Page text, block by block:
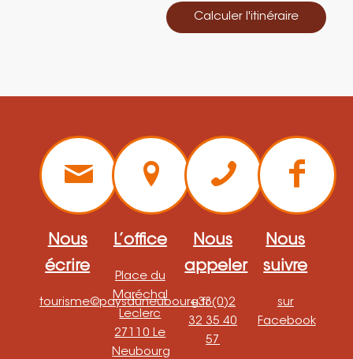
Calculer l'itinéraire
Nous
écrire
tourisme@paysduneubourg.fr
L’office
Place du
Maréchal
Leclerc
27110 Le
Neubourg
Nous
appeler
+33(0)2
32 35 40
57
Nous
suivre
sur
Facebook